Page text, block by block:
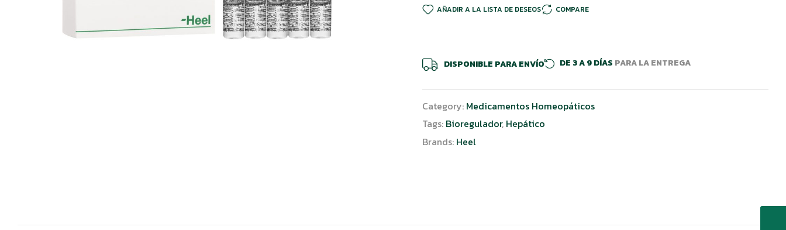
AÑADIR A LA LISTA DE DESEOS COMPARE
DISPONIBLE PARA ENVÍO DE 3 A 9 DÍAS PARA LA ENTREGA
Category: Medicamentos Homeopáticos
Tags: Bioregulador, Hepático
Brands: Heel